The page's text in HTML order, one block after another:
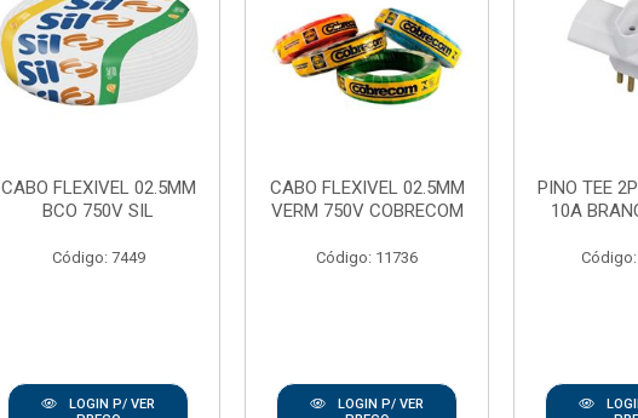
CABO FLEXIVEL 02.5MM
BCO 750V SIL
Código: 7449
LOGIN P/ VER
CABO FLEXIVEL 02.5MM
VERM 750V COBRECOM
Código: 11736
LOGIN P/ VER
PINO TEE
10A
Código: